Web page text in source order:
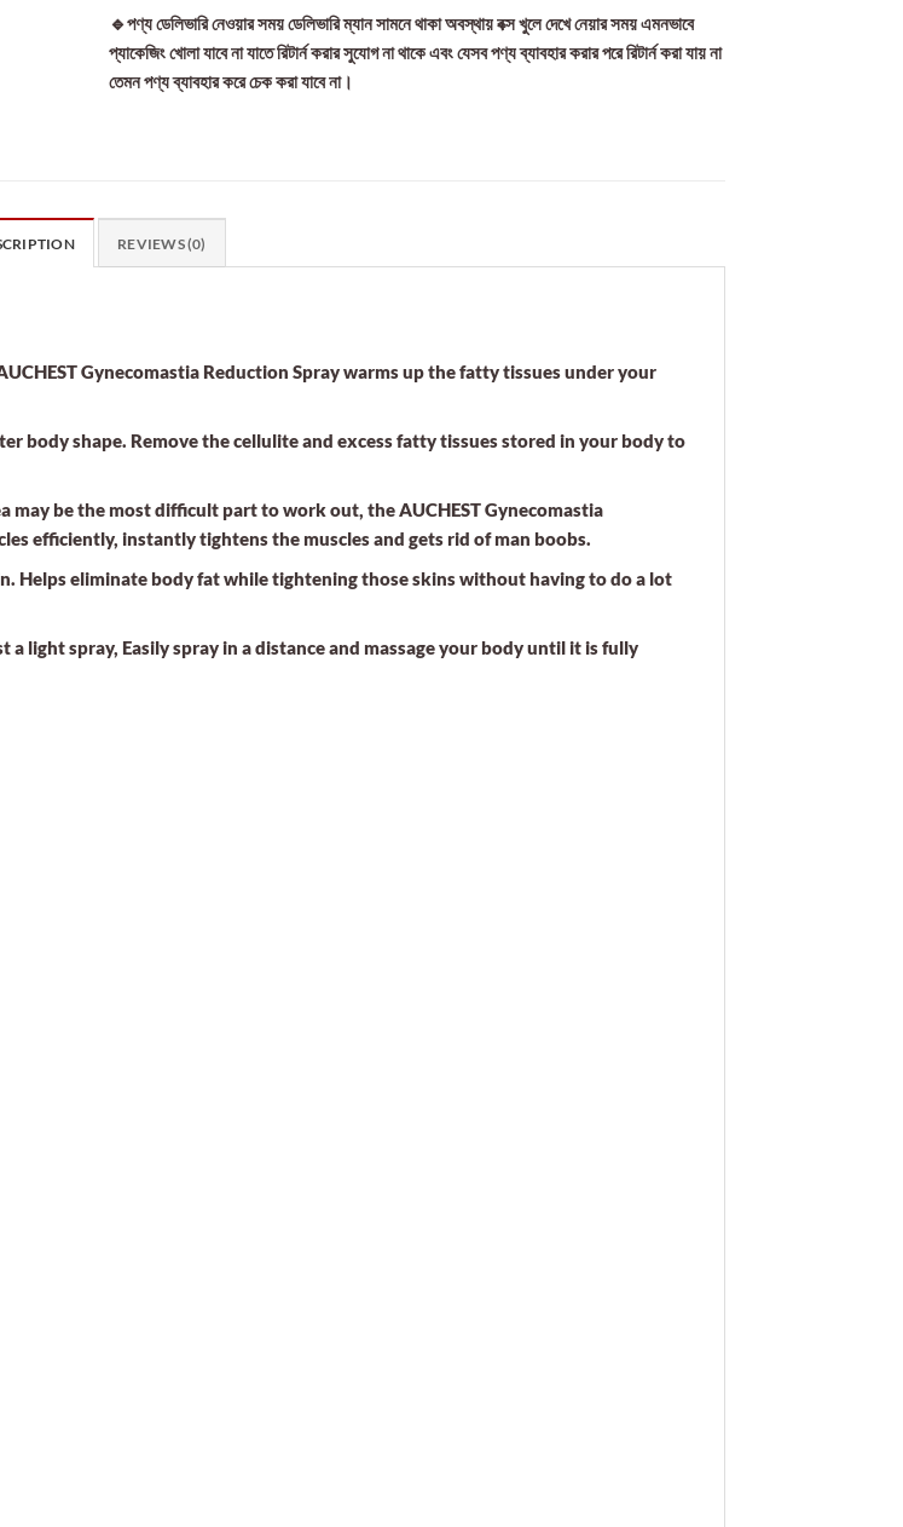
🔹পণ্য ডেলিভারি নেওয়ার সময় ডেলিভারি ম্যান সামনে থাকা অবস্থায় বক্স খুলে দেখে নেয়ার সময় এমনভাবে
প্যাকেজিং খোলা যাবে না যাতে রিটার্ন করার সুযোগ না থাকে এবং যেসব পণ্য ব্যাবহার করার পরে রিটার্ন করা যায় না
তেমন পণ্য ব্যাবহার করে চেক করা যাবে না।
REVIEWS (0)
Gynecomastia Reduction Spray warms up the fatty tissues under your
body shape. Remove the cellulite and excess fatty tissues stored in your body to
may be the most difficult part to work out, the AUCHEST Gynecomastia
efficiently, instantly tightens the muscles and gets rid of man boobs.
Helps eliminate body fat while tightening those skins without having to do a lot
light spray, Easily spray in a distance and massage your body until it is fully